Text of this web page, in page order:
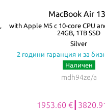
MacBook Air
with Apple M5 с 10-core CPU
24GB, 1TB SSD
Silver
2 години гаранция и за
Наличен
mdh94ze/a
1953.60